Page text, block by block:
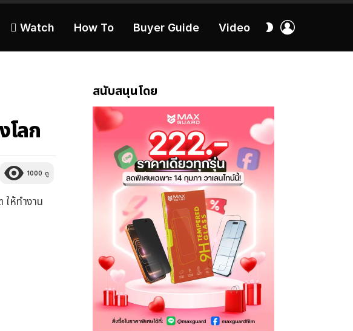
 Watch How To Buyer Guide Video
สลับ
โลก
1000 ดู
ให้ทำงาน
สนับสนุนโดย